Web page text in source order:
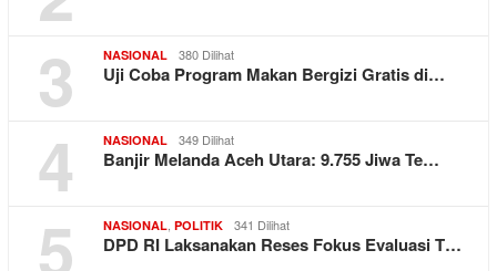
3 NASIONAL 380 Dilihat
Uji Coba Program Makan Bergizi Gratis di…
4 NASIONAL 349 Dilihat
Banjir Melanda Aceh Utara: 9.755 Jiwa Te…
5 NASIONAL POLITIK 341 Dilihat
DPD RI Laksanakan Reses Fokus Evaluasi T…